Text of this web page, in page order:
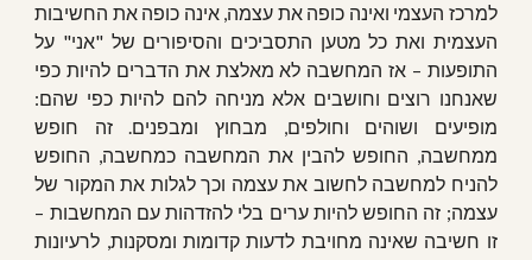
למרכז העצמי ואינה כופה את עצמה, אינה כופה את החשיבות
העצמית ואת כל מטען התסביכים והסיפורים של "אני" על
התופעות – אז המחשבה לא מאלצת את הדברים להיות כפי
שאנחנו רוצים וחושבים אלא מניחה להם להיות כפי שהם:
מופיעים ושוהים וחולפים, מבחוץ ומבפנים. זה חופש
ממחשבה, החופש להבין את המחשבה כמחשבה, החופש
להניח למחשבה לחשוב את עצמה וכך לגלות את המקור של
עצמה; זה החופש להיות ערים בלי להזדהות עם המחשבות –
זו חשיבה שאינה מחויבת לדעות קדומות ומסקנות, לרעיונות